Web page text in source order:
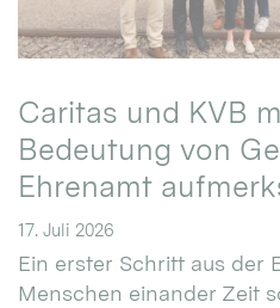
Caritas und KVB
Bedeutung von
Ehrenamt
17. Juli 2026
Ein erster Schritt aus der
Menschen einander Zeit